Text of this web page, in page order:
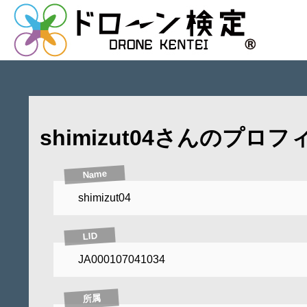
shimizut04さんのプロフ
Name
shimizut04
LID
JA000107041034
所属